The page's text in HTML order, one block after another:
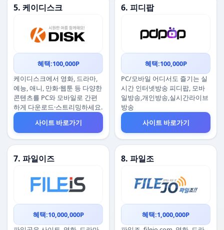
5. 케이디스크
혜택:100,000P
케이디스크에서 영화, 드라마,
예능, 애니, 만화·웹툰 등 다양한
콘텐츠를 PC와 모바일로 간편
하게 다운로드·스트리밍하세요.
사이트 바로가기
6. 피디팝
혜택:100,000P
PC/모바일 어디서도 즐기는 실
시간 인터넷방송 피디팝, 모바
일방송,개인방송,실시간라이브
방송
사이트 바로가기
7. 파일이즈
혜택:10,000,000P
8. 파일조
혜택:1,000,000P